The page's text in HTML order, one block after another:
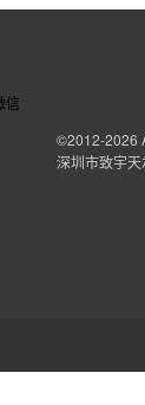
©2012-2026
深圳市致宇